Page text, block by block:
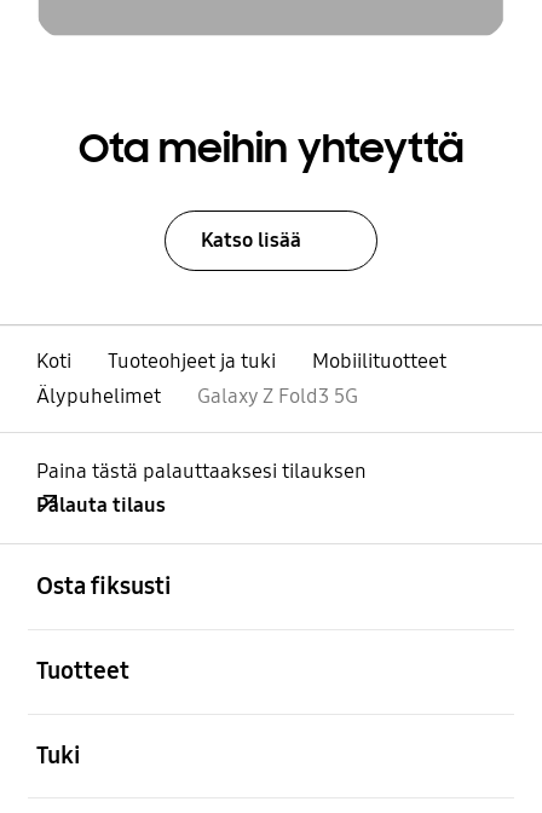
Ota meihin yhteyttä
Katso lisää
Koti Tuoteohjeet ja tuki
Mobiilituotteet
Älypuhelimet
Galaxy Z Fold3 5G
Paina tästä palauttaaksesi tilauksen
Palauta tilaus
Osta fiksusti
Tuotteet
Tuki